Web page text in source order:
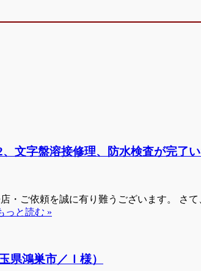
文字盤溶接修理、防水検査が完了
・ご依頼を誠に有り難うございます。 さ
っと読む »
県鴻巣市／Ｉ様）